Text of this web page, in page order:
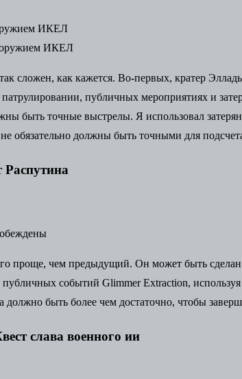
ИКЕЛ
оружием ИКЕЛ
сложен, как кажется. Во-первых, кратер
публичных мероприятиях и
быть точные выстрелы. Я использовал
обязательно должны быть точными для
Распутина
проще, чем предыдущий. Он может быть
публичных событий Glimmer Extraction,
должно быть более чем достаточно, чтобы
слава военного ии